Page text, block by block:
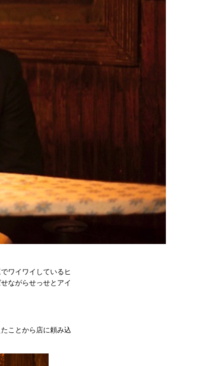
ワイワイしているヒ
ながらせっせとアイ
ことから店に頼み込